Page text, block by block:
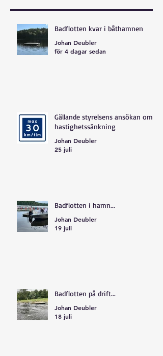
Badflotten kvar i båthamnen
Johan Deubler
för 4 dagar sedan
Gällande styrelsens ansökan om
hastighetssänkning
Johan Deubler
25 juli
Badflotten i hamn...
Johan Deubler
19 juli
Badflotten på drift...
Johan Deubler
18 juli